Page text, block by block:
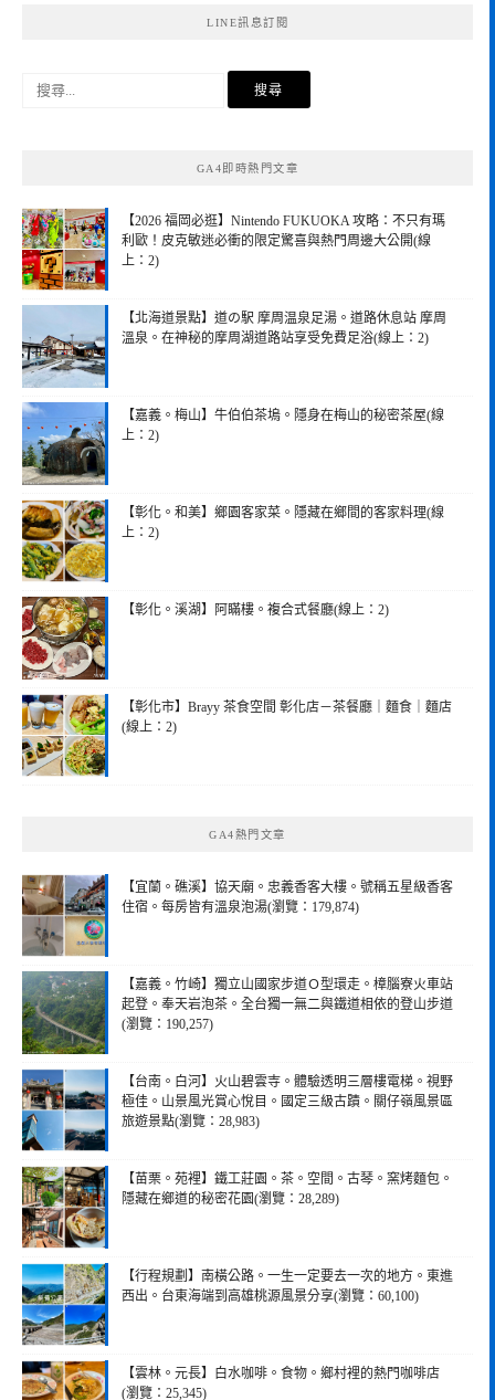
LINE訊息訂閱
GA4即時熱門文章
【2026 福岡必逛】Nintendo FUKUOKA 攻略：不只有瑪
利歐！皮克敏迷必衝的限定驚喜與熱門周邊大公開(線
上：2)
【北海道景點】道の駅 摩周温泉足湯。道路休息站 摩周
溫泉。在神秘的摩周湖道路站享受免費足浴(線上：2)
【嘉義。梅山】牛伯伯茶塢。隱身在梅山的秘密茶屋(線
上：2)
【彰化。和美】鄉園客家菜。隱藏在鄉間的客家料理(線
上：2)
【彰化。溪湖】阿瞞樓。複合式餐廳(線上：2)
【彰化市】Brayy 茶食空間 彰化店－茶餐廳｜麵食｜麵店
(線上：2)
GA4熱門文章
【宜蘭。礁溪】協天廟。忠義香客大樓。號稱五星級香客
住宿。每房皆有溫泉泡湯(瀏覽：179,874)
【嘉義。竹崎】獨立山國家步道Ｏ型環走。樟腦寮火車站
起登。奉天岩泡茶。全台獨一無二與鐵道相依的登山步道
(瀏覽：190,257)
【台南。白河】火山碧雲寺。體驗透明三層樓電梯。視野
極佳。山景風光賞心悅目。國定三級古蹟。關仔嶺風景區
旅遊景點(瀏覽：28,983)
【苗栗。苑裡】鐵工莊園。茶。空間。古琴。窯烤麵包。
隱藏在鄉道的秘密花園(瀏覽：28,289)
【行程規劃】南橫公路。一生一定要去一次的地方。東進
西出。台東海端到高雄桃源風景分享(瀏覽：60,100)
【雲林。元長】白水咖啡。食物。鄉村裡的熱門咖啡店
(瀏覽：25,345)